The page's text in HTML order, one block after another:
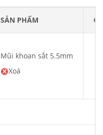
SẢN PHẨM
Mũi khoan sắt 5.5mm
Xoá